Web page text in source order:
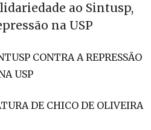
ao Sintusp,
na USP
CONTRA A REPRESSÃO
USP
DE CHICO DE OLIVEIRA